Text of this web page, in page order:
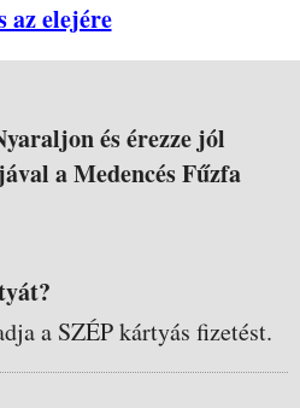
az elejére
és érezze jól
a Medencés Fűzfa
a SZÉP kártyás fizetést.